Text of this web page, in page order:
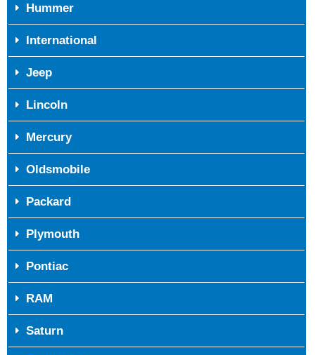
Hummer
International
Jeep
Lincoln
Mercury
Oldsmobile
Packard
Plymouth
Pontiac
RAM
Saturn